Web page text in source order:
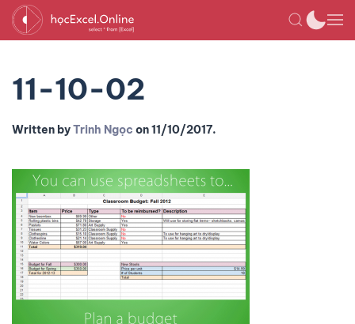
11-10-02
Written byTrinh Ngọc on11/10/2017.